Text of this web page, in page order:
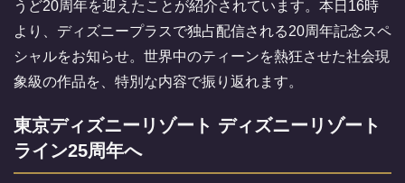
うど20周年を迎えたことが紹介されています。本日16時
より、ディズニープラスで独占配信される20周年記念スペ
シャルをお知らせ。世界中のティーンを熱狂させた社会現
象級の作品を、特別な内容で振り返れます。
東京ディズニーリゾート ディズニーリゾート
ライン25周年へ